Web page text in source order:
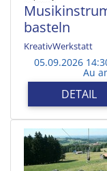
basteln
KreativWerkstatt
05.09.2026
Au
DETAIL